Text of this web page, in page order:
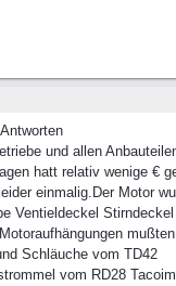
und allen
hatt relativ wenige €
einmalig.Der Motor
Ventieldeckel Stirndeckel
mußten
Schläuche vom TD42
vom RD28